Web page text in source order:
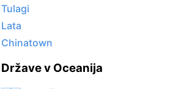
Tulagi
Lata
Chinatown
Države v Oceanija